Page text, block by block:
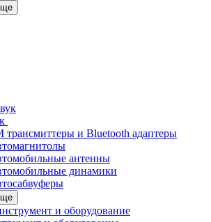
трансмиттеры и Bluetooth адаптеры
антенны
динамики